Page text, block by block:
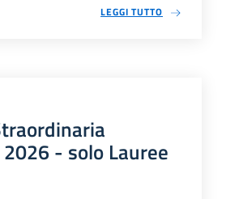
LEGGI TUTTO
- solo Lauree